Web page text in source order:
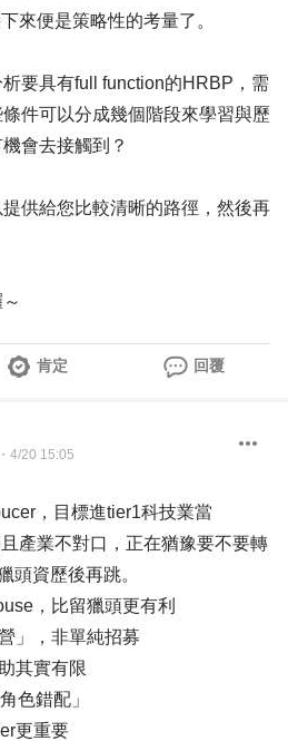
來便是策略性的考量了。
要具有full function的HRBP，需
件可以分成幾個階段來學習與歷
會去接觸到？
供給您比較清晰的路徑，然後再
肯定 回覆
・ 4/20 15:05
，目標進tier1科技業當
產業不對口，正在猶豫要不要轉
頭資歷後再跳。
，比留獵頭更有利
」，非單純招募
其實有限
色錯配」
更重要